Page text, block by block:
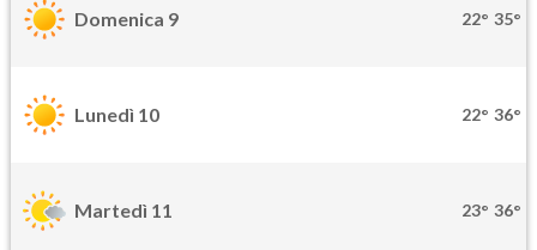
Domenica 9 22° 35°
Lunedì 10 22° 36°
Martedì 11 23° 36°